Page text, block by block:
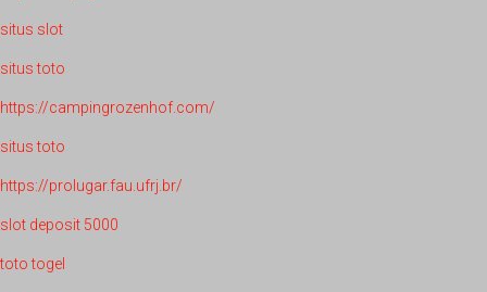
situs slot
situs toto
https://campingrozenhof.com/
situs toto
https://prolugar.fau.ufrj.br/
slot deposit 5000
toto togel